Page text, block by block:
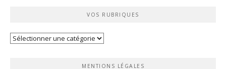
VOS RUBRIQUES
Vos
MENTIONS LÉGALES